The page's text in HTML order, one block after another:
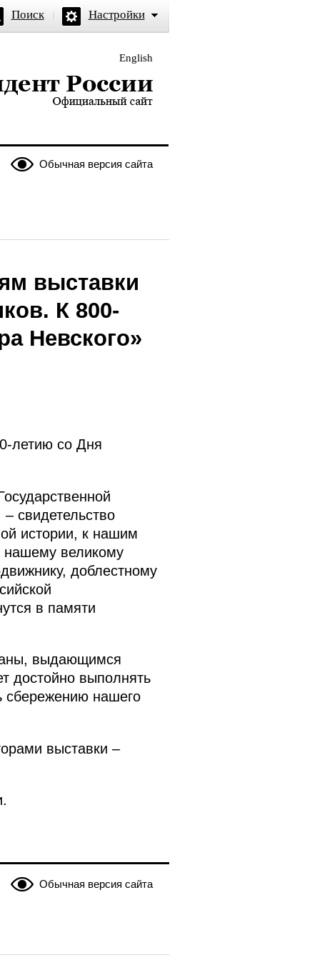
Поиск Настройки
English
— официальный сайт
Обычная версия сайта
выставки
К 800-
Невского»
летию со Дня
свидетельство
истории, к нашим
нашему великому
доблестному
в памяти
выдающимся
достойно выполнять
сбережению нашего
выставки –
Обычная версия сайта